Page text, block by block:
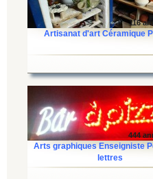
116
Artisanat d'art Céramique
444
Arts graphiques Enseigniste
lettres